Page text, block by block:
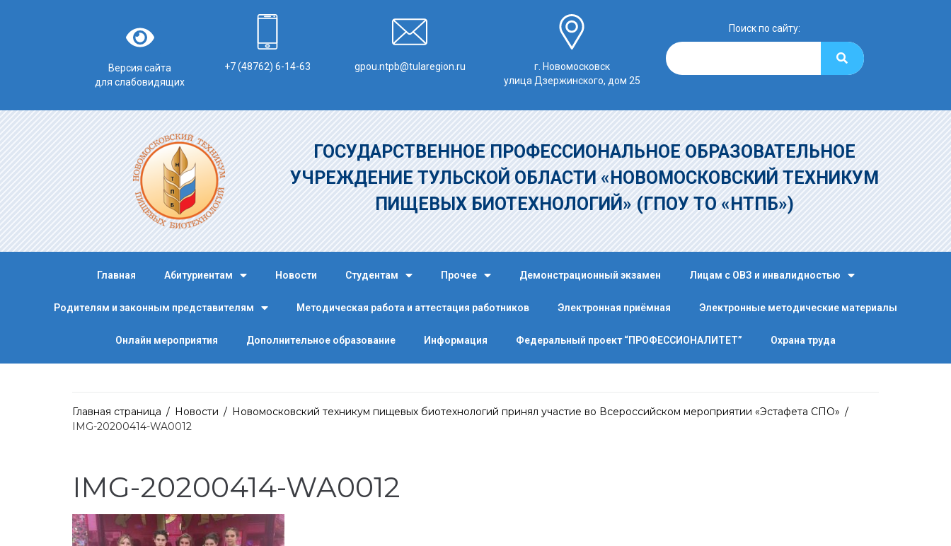
Версия сайта
для слабовидящих
+7 (48762) 6-14-63 gpou.ntpb@tularegion.ru
г. Новомосковск
улица Дзержинского, дом 25
Поиск по сайту:
ГОСУДАРСТВЕННОЕ ПРОФЕССИОНАЛЬНОЕ ОБРАЗОВАТЕЛЬНОЕ
УЧРЕЖДЕНИЕ ТУЛЬСКОЙ ОБЛАСТИ «НОВОМОСКОВСКИЙ ТЕХНИКУМ
ПИЩЕВЫХ БИОТЕХНОЛОГИЙ» (ГПОУ ТО «НТПБ»)
Главная Абитуриентам Новости Студентам Прочее Демонстрационный экзамен Лицам с ОВЗ и инвалидностью
Родителям и законным представителям Методическая работа и аттестация работников Электронная приёмная Электронные методические материалы
Онлайн мероприятия Дополнительное образование Информация Федеральный проект “ПРОФЕССИОНАЛИТЕТ” Охрана труда
Главная страница / Новости / Новомосковский техникум пищевых биотехнологий принял участие во Всероссийском мероприятии «Эстафета СПО» /
IMG-20200414-WA0012
IMG-20200414-WA0012